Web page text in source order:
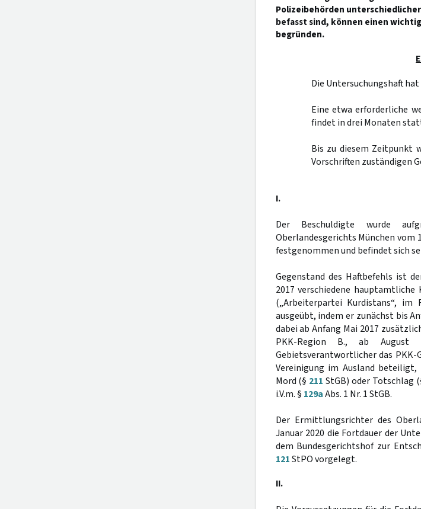
Polizeibehörden
befasst sind, können einen
begründen.
Die Untersuchungshaft
Eine etwa erforderliche
findet in drei Monaten
Bis zu diesem Zeitpunkt
Vorschriften zuständigen
I.
Der Beschuldigte wurde
Oberlandesgerichts München vom
festgenommen und befindet sich
Gegenstand des Haftbefehls ist
2017 verschiedene
(„Arbeiterpartei Kurdistans“,
ausgeübt, indem er zunächst bis
dabei ab Anfang Mai 2017
PKK-Region B., ab
Gebietsverantwortlicher das
Vereinigung im Ausland
Mord (§ 211 StGB) oder Totschlag
i.V.m. § 129aAbs. 1 Nr. 1 StGB.
Der Ermittlungsrichter des
Januar 2020 die Fortdauer der
dem Bundesgerichtshof zur
121StPO vorgelegt.
II.